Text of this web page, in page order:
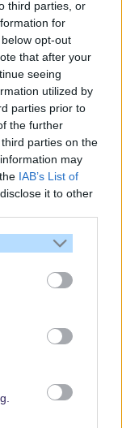
third parties, or
for
opt-out
that after your
seeing
utilized by
parties prior to
the further
parties on the
may
IAB’s List of
it to other
Vielen Dank,
dass Du unsere
Seite liest.
Schau regelmäßig
Reiseführer für
von "The Walt
sowie